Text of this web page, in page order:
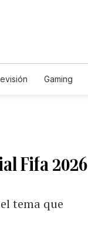
Gaming
Fifa 2026
tema que